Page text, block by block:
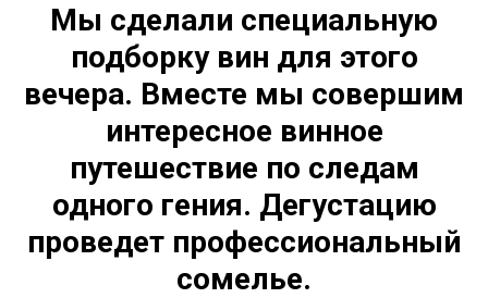
Мы сделали специальную
подборку вин для этого
вечера. Вместе мы совершим
интересное винное
путешествие по следам
одного гения. Дегустацию
проведет профессиональный
сомелье.